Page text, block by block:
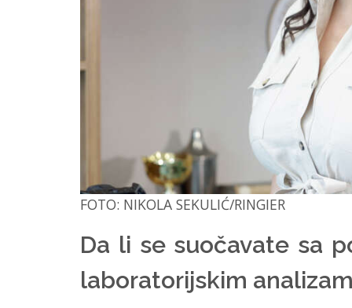
FOTO: NIKOLA SEKULIĆ/RINGIER
Da li se suočavate sa
laboratorijskim